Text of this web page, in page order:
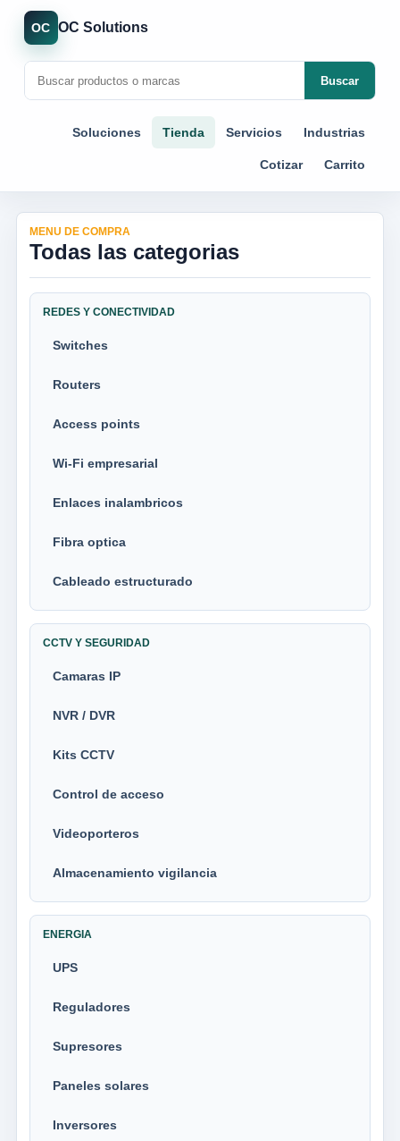
OC OC Solutions
Buscar
Soluciones Tienda Servicios Industrias
Cotizar Carrito
MENU DE COMPRA
Todas las categorias
REDES Y CONECTIVIDAD
Switches
Routers
Access points
Wi-Fi empresarial
Enlaces inalambricos
Fibra optica
Cableado estructurado
CCTV Y SEGURIDAD
Camaras IP
NVR / DVR
Kits CCTV
Control de acceso
Videoporteros
Almacenamiento vigilancia
ENERGIA
UPS
Reguladores
Supresores
Paneles solares
Inversores